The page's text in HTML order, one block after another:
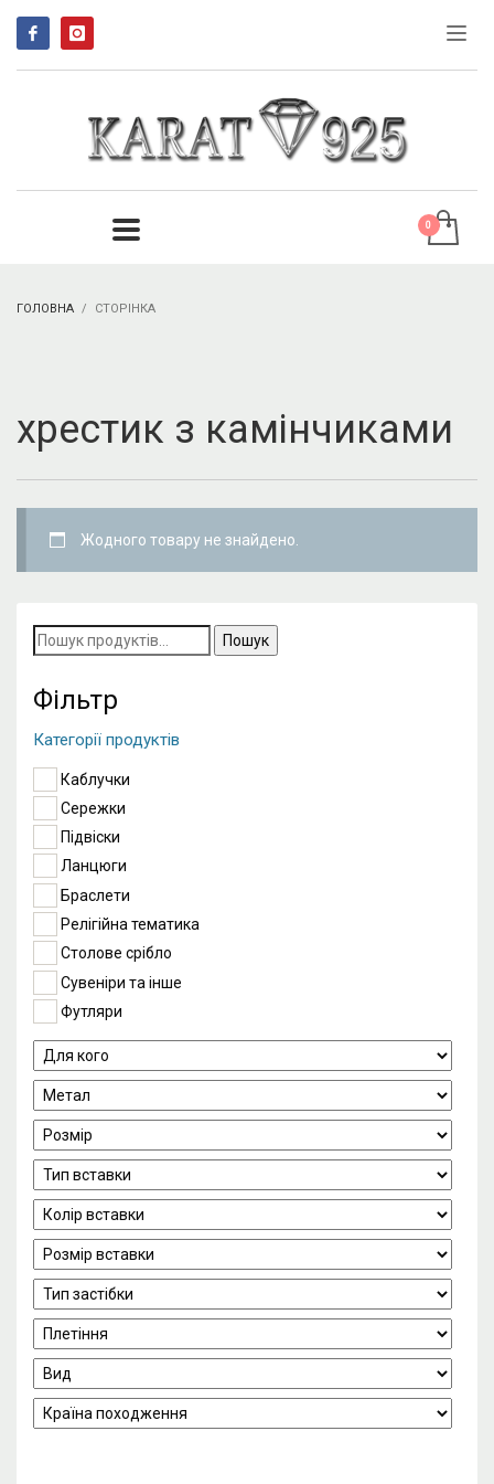
ГОЛОВНА СТОРІНКА
хрестик з камінчиками
Жодного товару не знайдено.
Пошук
за
запитом:
Фільтр
Категорії продуктів
Каблучки
Сережки
Підвіски
Ланцюги
Браслети
Релігійна тематика
Столове срібло
Сувеніри та інше
Футляри